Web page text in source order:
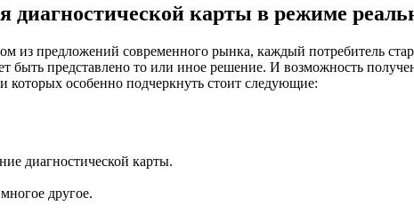
карты в режиме
из предложений современного рынка, каждый потребитель
представлено то или иное решение. И возможность
которых особенно подчеркнуть стоит следующие:
диагностической карты.
другое.